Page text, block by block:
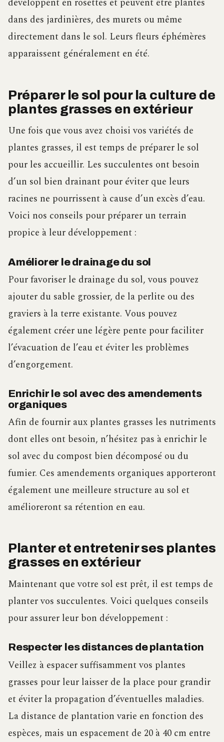
développent en rosettes et peuvent être plantés
dans des jardinières, des murets ou même
directement dans le sol. Leurs fleurs éphémères
apparaissent généralement en été.
Préparer le sol pour la culture de
plantes grasses en extérieur
Une fois que vous avez choisi vos variétés de
plantes grasses, il est temps de préparer le sol
pour les accueillir. Les succulentes ont besoin
d’un sol bien drainant pour éviter que leurs
racines ne pourrissent à cause d’un excès d’eau.
Voici nos conseils pour préparer un terrain
propice à leur développement :
Améliorer le drainage du sol
Pour favoriser le drainage du sol, vous pouvez
ajouter du sable grossier, de la perlite ou des
graviers à la terre existante. Vous pouvez
également créer une légère pente pour faciliter
l’évacuation de l’eau et éviter les problèmes
d’engorgement.
Enrichir le sol avec des amendements
organiques
Afin de fournir aux plantes grasses les nutriments
dont elles ont besoin, n’hésitez pas à enrichir le
sol avec du compost bien décomposé ou du
fumier. Ces amendements organiques apporteront
également une meilleure structure au sol et
amélioreront sa rétention en eau.
Planter et entretenir ses plantes
grasses en extérieur
Maintenant que votre sol est prêt, il est temps de
planter vos succulentes. Voici quelques conseils
pour assurer leur bon développement :
Respecter les distances de plantation
Veillez à espacer suffisamment vos plantes
grasses pour leur laisser de la place pour grandir
et éviter la propagation d’éventuelles maladies.
La distance de plantation varie en fonction des
espèces, mais un espacement de 20 à 40 cm entre